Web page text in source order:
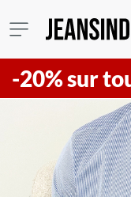
tout le